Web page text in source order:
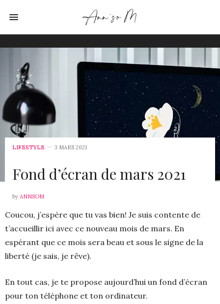
LIFESTYLE 3 MARS 2021
Fond d’écran de mars 2021
by ANNSOM
Coucou, j’espère que tu vas bien! Je suis contente de
t’accueillir ici avec ce nouveau mois de mars. En
espérant que ce mois sera beau et sous le signe de la
liberté (je sais, je rêve).
En tout cas, je te propose aujourd’hui un fond d’écran
pour ton téléphone et ton ordinateur.